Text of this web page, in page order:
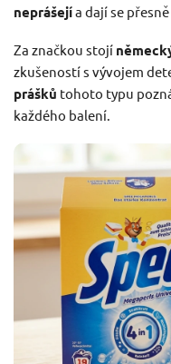
neprášejía dají se
Za značkou stojí
zkušeností s vývojem
prášků tohoto typu
každého balení.